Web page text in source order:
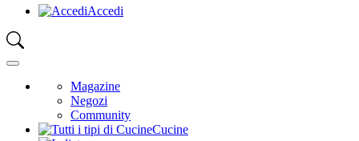
Accedi
Magazine
Negozi
Community
Cucine